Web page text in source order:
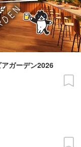
アガーデン2026